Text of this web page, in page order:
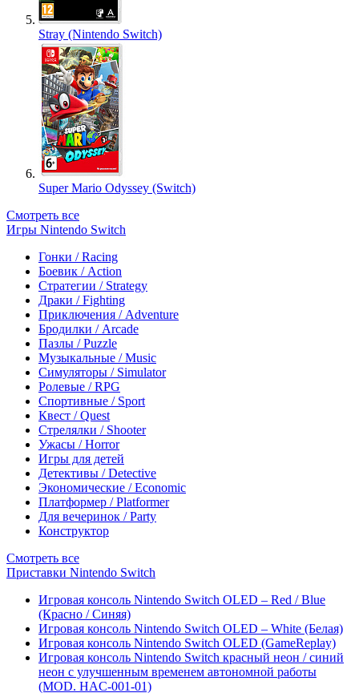
Stray (Nintendo Switch)
Super Mario Odyssey (Switch)
Смотреть все
Игры Nintendo Switch
Гонки / Racing
Боевик / Action
Стратегии / Strategy
Драки / Fighting
Приключения / Adventure
Бродилки / Arcade
Пазлы / Puzzle
Музыкальные / Music
Симуляторы / Simulator
Ролевые / RPG
Спортивные / Sport
Квест / Quest
Стрелялки / Shooter
Ужасы / Horror
Игры для детей
Детективы / Detective
Экономические / Economic
Платформер / Platformer
Для вечеринок / Party
Конструктор
Смотреть все
Приставки Nintendo Switch
Игровая консоль Nintendo Switch OLED – Red / Blue
(Красно / Синяя)
Игровая консоль Nintendo Switch OLED – White (Белая)
Игровая консоль Nintendo Switch OLED (GameReplay)
Игровая консоль Nintendo Switch красный неон / синий
неон с улучшенным временем автономной работы
(MOD. HAC-001-01)